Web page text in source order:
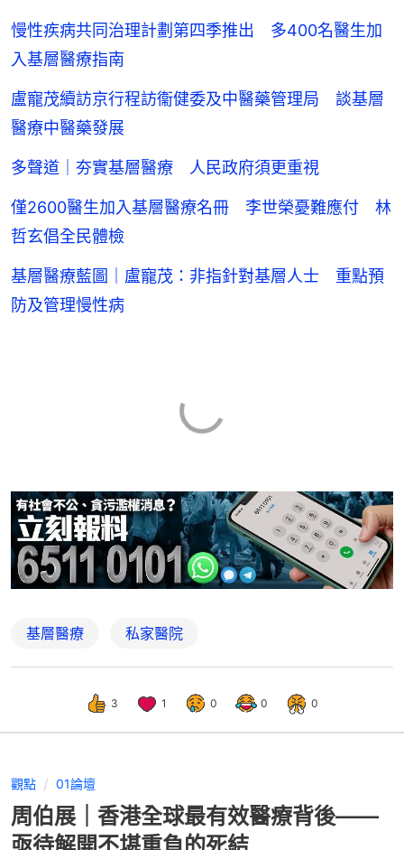
慢性疾病共同治理計劃第四季推出 多400名醫生加
入基層醫療指南
盧寵茂續訪京行程訪衞健委及中醫藥管理局 談基層
醫療中醫藥發展
多聲道｜夯實基層醫療 人民政府須更重視
僅2600醫生加入基層醫療名冊 李世榮憂難應付 林
哲玄倡全民體檢
基層醫療藍圖｜盧寵茂：非指針對基層人士 重點預
防及管理慢性病
基層醫療 私家醫院
3 1 0 0 0
觀點 01論壇
周伯展｜香港全球最有效醫療背後——
亟待解開不堪重負的死結